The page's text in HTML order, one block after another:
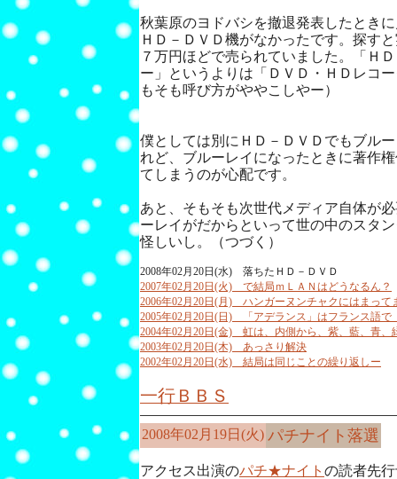
秋葉原のヨドバシを撤退発表したとき
ＨＤ－ＤＶＤ機がなかったです。探す
７万円ほどで売られていました。「Ｈ
ー」というよりは「ＤＶＤ・ＨＤレコ
もそも呼び方がややこしやー）
僕としては別にＨＤ－ＤＶＤでもブル
れど、ブルーレイになったときに著作
てしまうのが心配です。
あと、そもそも次世代メディア自体が
ーレイがだからといって世の中のスタ
怪しいし。（つづく）
2008年02月20日(水) 落ちたＨＤ－ＤＶＤ
2007年02月20日(火) で結局ｍＬＡＮはどうなるん？
2006年02月20日(月) ハンガーヌンチャクにはまって
2005年02月20日(日) 「アデランス」はフランス語で
2004年02月20日(金) 虹は、内側から、紫、藍、青、
2003年02月20日(木) あっさり解決
2002年02月20日(水) 結局は同じことの繰り返しー
一行ＢＢＳ
2008年02月19日(火) パチナイト落選
アクセス出演のパチ★ナイト の読者先